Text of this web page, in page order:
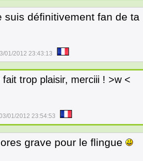
suis définitivement fan de ta
01/2012 23:43:13
fait trop plaisir, merciii ! >w <
01/2012 23:54:53
grave pour le flingue